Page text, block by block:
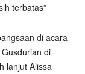
terbatas”
di acara
di
lanjut Alissa